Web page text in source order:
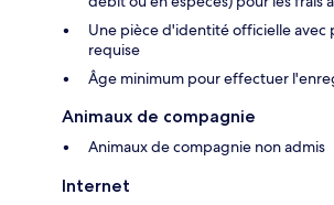
Une pièce d'identité officielle
requise
Âge minimum pour effectuer
Animaux de compagnie
Animaux de compagnie non admis
Internet